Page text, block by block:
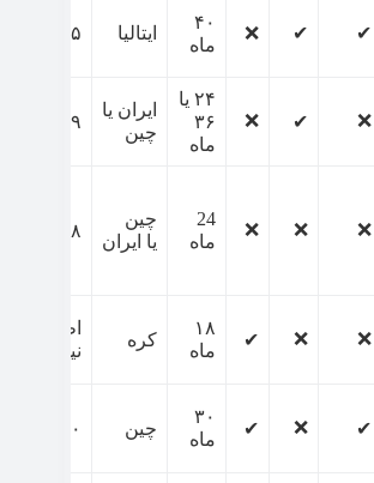
✔
✔
❌
۴۰
ماه
ایتالیا ۷۰۵ لیتر
❌
✔
❌
۲۴ یا
۳۶
ماه
ایران یا
چین
۵۲۹ لیتر
❌
❌
❌
24
ماه
چین
یا ایران
۶۳۸لیتر
❌
❌
✔
۱۸
ماه
کره
اطلاعاتی
نیست
✔
❌
✔
۳۰
ماه
چین ۷۸۰ لیتر